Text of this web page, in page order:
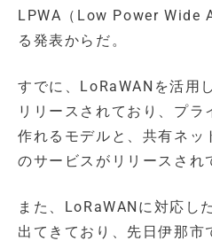
LPWA（Low Power Wide
る発表からだ。
すでに、LoRaWANを活用
リリースされており、プ
作れるモデルと、共有ネッ
のサービスがリリースされ
また、LoRaWANに対応し
出てきており、先日伊那市